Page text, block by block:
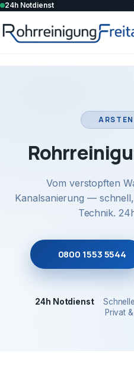
24h Notdienst
ARSTEN
Vom verstopften
Kanalsanierung —
Technik.
0800 1553 5544
24h Notdienst
Privat